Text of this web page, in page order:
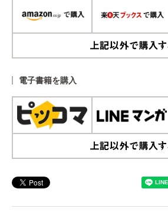
電子書籍を購入